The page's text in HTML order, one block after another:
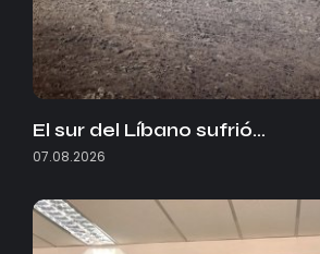
El sur del Líbano sufrió…
07.08.2026